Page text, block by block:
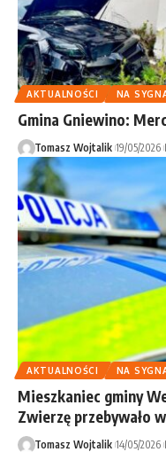
AKTUALNOŚCI
NA
Gmina Gniewino:
Tomasz Wojtalik 19/05/2026
AKTUALNOŚCI
NA
Mieszkaniec gminy
Zwierzę przebywało
Tomasz Wojtalik 14/05/2026